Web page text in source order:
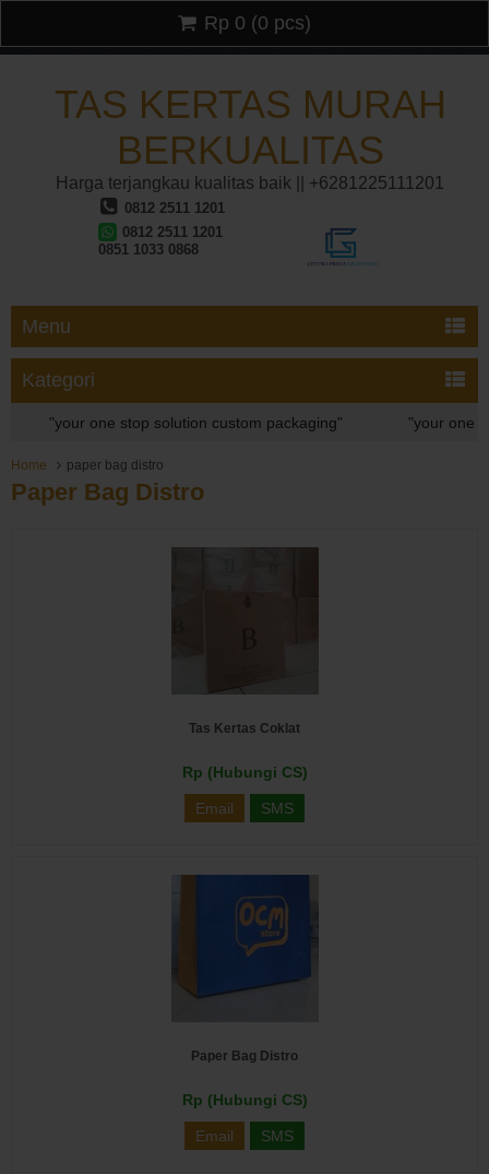
TAS KERTAS MURAH
BERKUALITAS
Harga terjangkau kualitas baik || +6281225111201
0812 2511 1201
0812 2511 1201
0851 1033 0868
Menu
Kategori
Rp 0 (0 pcs)
"your one stop solution custom packaging" "your one
"your one stop solution custom packaging"
Home paper bag distro
Paper Bag Distro
Tas Kertas Coklat
Rp (Hubungi CS)
Email SMS
Paper Bag Distro
Rp (Hubungi CS)
Email SMS